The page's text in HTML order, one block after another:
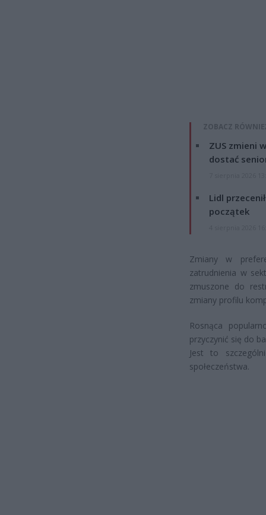
ZOBACZ
ZUS zmieni
dostać
Lidl
początek
Zmiany w
zatrudnienia w
zmuszone do
zmiany profilu
Rosnąca
przyczynić się do
Jest to
społeczeństwa.